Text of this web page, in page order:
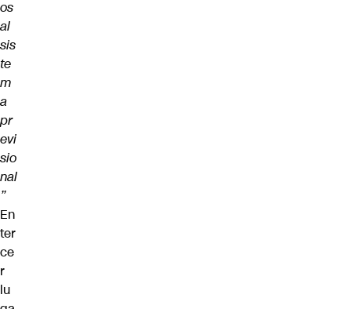
os
al
sis
te
m
a
pr
evi
sio
nal
”
En
ter
ce
r
lu